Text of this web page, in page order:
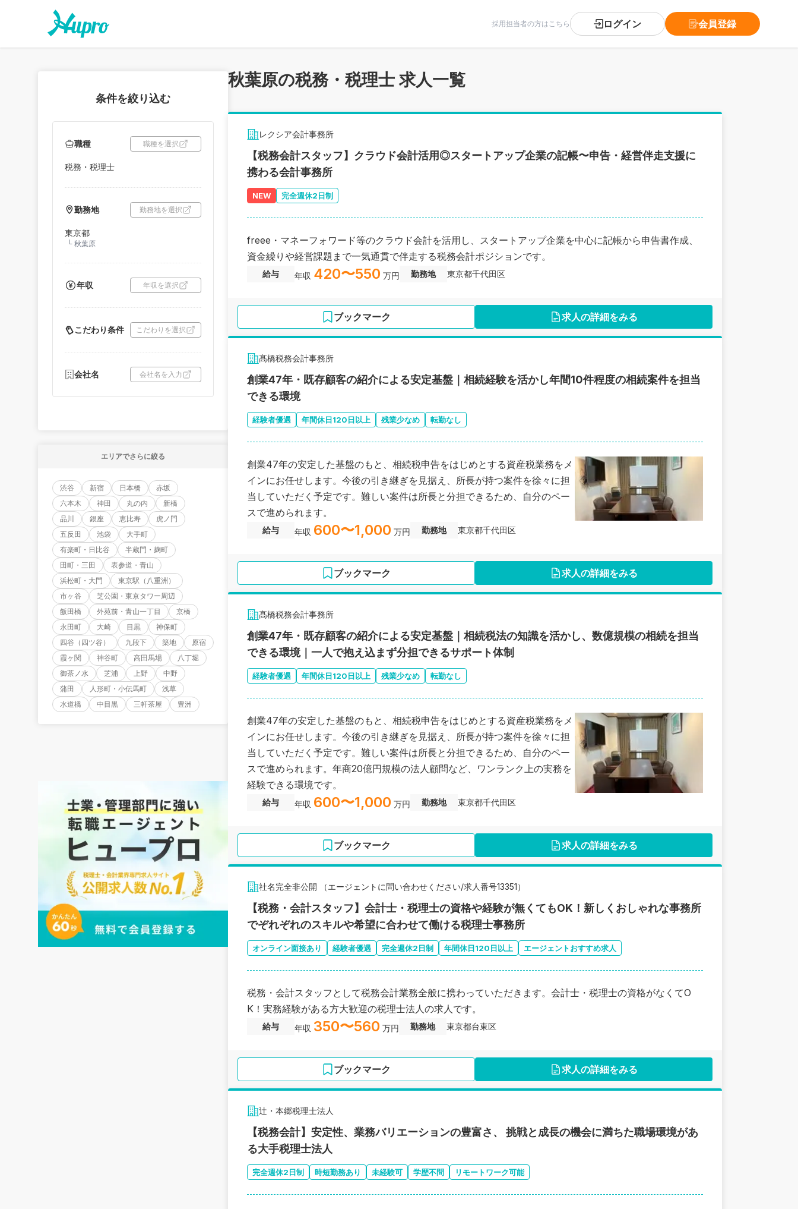
採用担当者の方はこちら ログイン 会員登録
条件を絞り込む
職種 職種を選択
税務・税理士
勤務地 勤務地を選択
東京都
└ 秋葉原
年収 年収を選択
こだわり条件 こだわりを選択
会社名 会社名を入力
エリアでさらに絞る
渋谷 新宿 日本橋
赤坂
六本木
神田 丸の内
新橋
品川
銀座 恵比寿
虎ノ門
五反田
池袋
大手町
有楽町・日比谷
半蔵門・麹町
田町・三田
表参道・青山
浜松町・大門
東京駅（八重洲）
市ヶ谷
芝公園・東京タワー周辺
飯田橋
外苑前・青山一丁目
京橋
永田町
大崎 目黒
神保町
四谷（四ツ谷）
九段下 築地
原宿
霞ヶ関
神谷町 高田馬場
八丁堀
御茶ノ水
芝浦 上野
中野
蒲田
人形町・小伝馬町
浅草
水道橋
中目黒 三軒茶屋 豊洲
秋葉原の税務・税理士 求人一覧
レクシア会計事務所
【税務会計スタッフ】クラウド会計活用◎スタートアップ企業の記帳〜申告・経営伴走支援に
携わる会計事務所
NEW 完全週休2日制
freee・マネーフォワード等のクラウド会計を活用し、スタートアップ企業を中心に記帳から申告書作成、
資金繰りや経営課題まで一気通貫で伴走する税務会計ポジションです。
給与 年収 420〜550 万円 勤務地 東京都千代田区
ブックマーク 求人の詳細をみる
髙橋税務会計事務所
創業47年・既存顧客の紹介による安定基盤｜相続経験を活かし年間10件程度の相続案件を担当
できる環境
経験者優遇 年間休日120日以上 残業少なめ 転勤なし
創業47年の安定した基盤のもと、相続税申告をはじめとする資産税業務をメ
インにお任せします。今後の引き継ぎを見据え、所長が持つ案件を徐々に担
当していただく予定です。難しい案件は所長と分担できるため、自分のペー
スで進められます。
給与 年収 600〜1,000 万円 勤務地 東京都千代田区
ブックマーク 求人の詳細をみる
髙橋税務会計事務所
創業47年・既存顧客の紹介による安定基盤｜相続税法の知識を活かし、数億規模の相続を担当
できる環境｜一人で抱え込まず分担できるサポート体制
経験者優遇 年間休日120日以上 残業少なめ 転勤なし
創業47年の安定した基盤のもと、相続税申告をはじめとする資産税業務をメ
インにお任せします。今後の引き継ぎを見据え、所長が持つ案件を徐々に担
当していただく予定です。難しい案件は所長と分担できるため、自分のペー
スで進められます。年商20億円規模の法人顧問など、ワンランク上の実務を
経験できる環境です。
給与 年収 600〜1,000 万円 勤務地 東京都千代田区
ブックマーク 求人の詳細をみる
社名完全非公開 （エージェントに問い合わせください/求人番号13351）
【税務・会計スタッフ】会計士・税理士の資格や経験が無くてもOK！新しくおしゃれな事務所
でぞれぞれのスキルや希望に合わせて働ける税理士事務所
オンライン面接あり 経験者優遇 完全週休2日制 年間休日120日以上 エージェントおすすめ求人
税務・会計スタッフとして税務会計業務全般に携わっていただきます。会計士・税理士の資格がなくてO
K！実務経験がある方大歓迎の税理士法人の求人です。
給与 年収 350〜560 万円 勤務地 東京都台東区
ブックマーク 求人の詳細をみる
辻・本郷税理士法人
【税務会計】安定性、業務バリエーションの豊富さ、 挑戦と成長の機会に満ちた職場環境があ
る大手税理士法人
完全週休2日制 時短勤務あり 未経験可 学歴不問 リモートワーク可能